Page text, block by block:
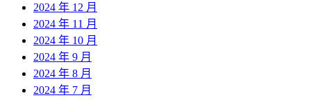
2024 年 12 月
2024 年 11 月
2024 年 10 月
2024 年 9 月
2024 年 8 月
2024 年 7 月